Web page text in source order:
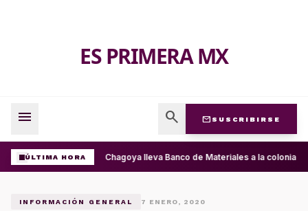
ES PRIMERA MX
menu search mail SUSCRIBIRSE
ÚLTIMA HORA Ray Chagoya lleva Banco de Materiales a la colonia
INFORMACIÓN GENERAL 7 ENERO, 2020